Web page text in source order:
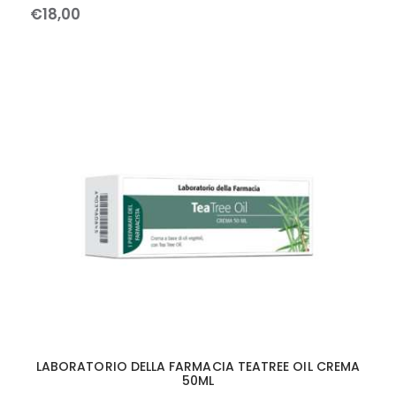
€18,00
LABORATORIO DELLA FARMACIA TEATREE OIL CREMA
50ML